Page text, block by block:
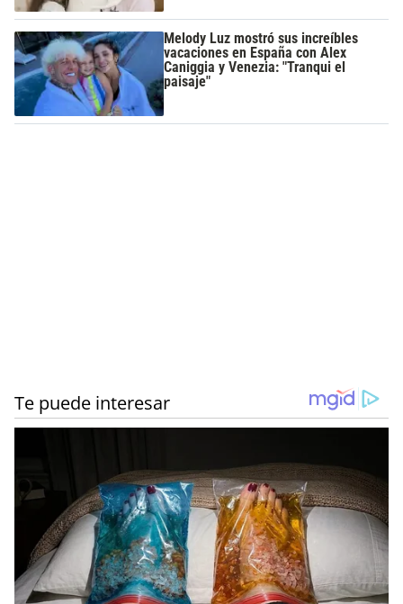
Melody Luz mostró sus increíbles
vacaciones en España con Alex
Caniggia y Venezia: "Tranqui el
paisaje"